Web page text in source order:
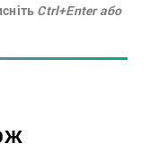
Ctrl+Enter або